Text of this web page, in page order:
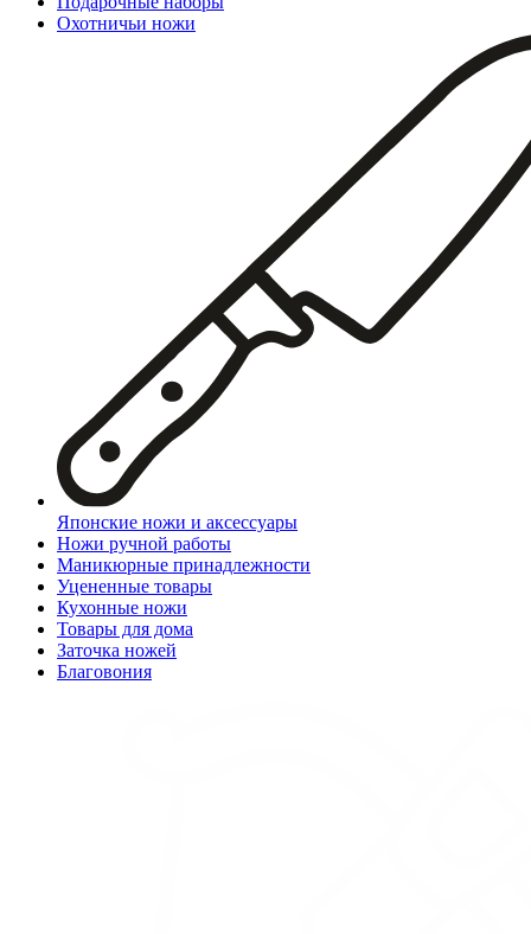
Охотничьи ножи
Японские ножи и аксессуары
Ножи ручной работы
Маникюрные принадлежности
Уцененные товары
Кухонные ножи
Товары для дома
Заточка ножей
Благовония